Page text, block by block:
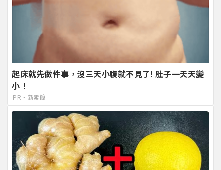
起床就先做件事，沒三天小腹就不見了! 肚子一天天變
小！
PR・新素簡